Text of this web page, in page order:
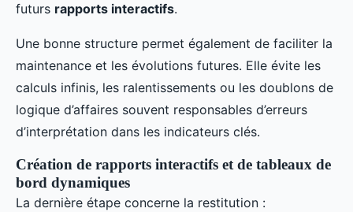
futurs rapports interactifs.
Une bonne structure permet également de faciliter la
maintenance et les évolutions futures. Elle évite les
calculs infinis, les ralentissements ou les doublons de
logique d’affaires souvent responsables d’erreurs
d’interprétation dans les indicateurs clés.
Création de rapports interactifs et de tableaux de
bord dynamiques
La dernière étape concerne la restitution :